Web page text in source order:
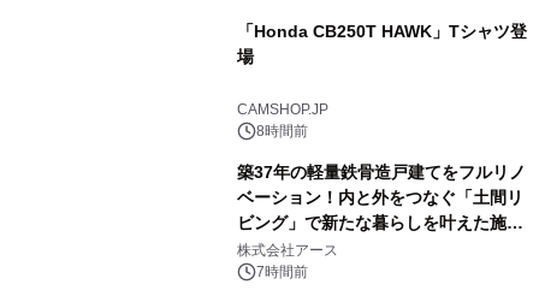
「Honda CB250T HAWK」Tシャツ登
場
CAMSHOP.JP
8時間前
築37年の軽量鉄骨造戸建てをフルリノ
ベーション！内と外をつなぐ「土間リ
ビング」で新たな暮らしを叶えた施工
事例を株式会社アースが公開
株式会社アース
7時間前